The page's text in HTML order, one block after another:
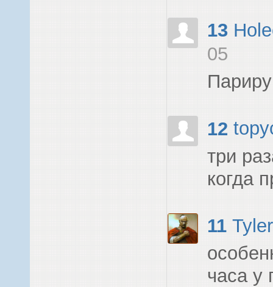
13
05
12
три
когда
11 Tyler
часа у